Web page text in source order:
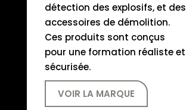
détection des explosifs, et des
accessoires de démolition.
Ces produits sont conçus
pour une formation réaliste et
sécurisée.
VOIR LA MARQUE